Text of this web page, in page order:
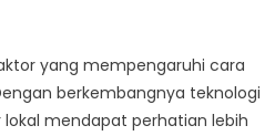
yang mempengaruhi cara
berkembangnya teknologi
lokal mendapat perhatian lebih